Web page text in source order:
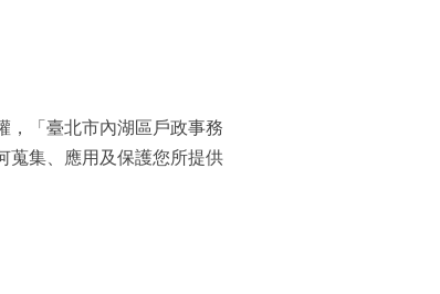
，「臺北市內湖區戶政事務
蒐集、應用及保護您所提供